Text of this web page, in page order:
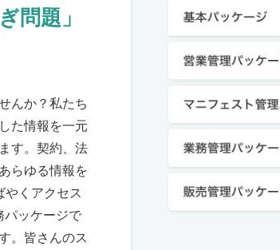
問題」
んか？私たち
た情報を一元
す。契約、法
らゆる情報を
やくアクセス
パッケージで
。皆さんのス